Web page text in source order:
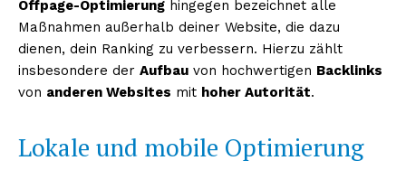
Offpage-Optimierung hingegen bezeichnet alle
Maßnahmen außerhalb deiner Website, die dazu
dienen, dein Ranking zu verbessern. Hierzu zählt
insbesondere der Aufbau von hochwertigen Backlinks
von anderen Websites mit hoher Autorität.
Lokale und mobile Optimierung